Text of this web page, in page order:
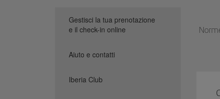
Gestisci la tua prenotazione
e il check-in online
Aiuto e contatti
Iberia Club